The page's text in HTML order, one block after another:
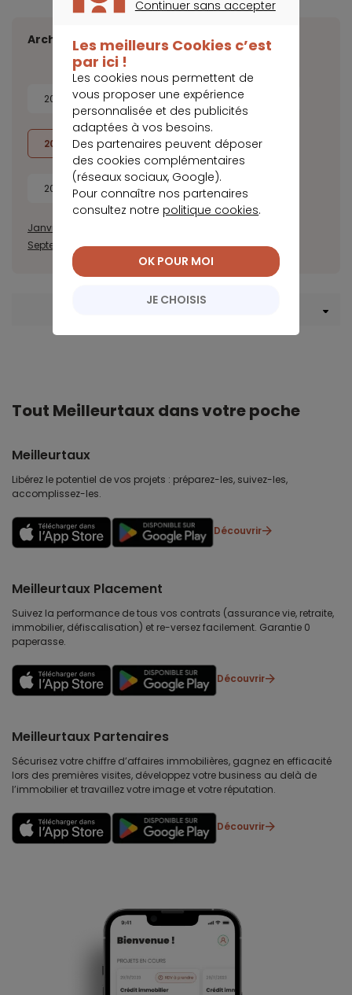
Archives
2026 2025 2024
2022 2021 2020 2019
2018 2017
Janvier
Septembre Octobre Novembre Décembre
Tout Meilleurtaux dans votre poche
Meilleurtaux
Libérez le potentiel de vos projets : préparez-les, suivez-les,
accomplissez-les.
Découvrir
Meilleurtaux Placement
Suivez la performance de tous vos contrats (assurance vie, retraite,
immobilier, défiscalisation) et re-versez facilement. Garantie 0
paperasse.
Découvrir
Meilleurtaux Partenaires
Sécurisez votre chiffre d’affaires immobilières, gagnez en efficacité
lors des premières visites, développez votre business au delà de
l’immobilier et travaillez votre image et votre réputation.
Découvrir
Continuer sans accepter
Les meilleurs Cookies c’est
par ici !
Les cookies nous permettent de
vous proposer une expérience
personnalisée et des publicités
adaptées à vos besoins.
Des partenaires peuvent déposer
des cookies complémentaires
(réseaux sociaux, Google).
Pour connaître nos partenaires
consultez notre politique cookies.
JE CHOISIS
OK POUR MOI